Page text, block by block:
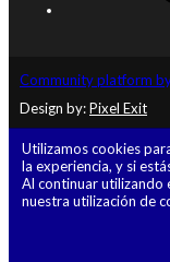
Community platform
Design by:Pixel Exit
Utilizamos cookies
la experiencia, y si
Al continuar utilizando
nuestra utilización de